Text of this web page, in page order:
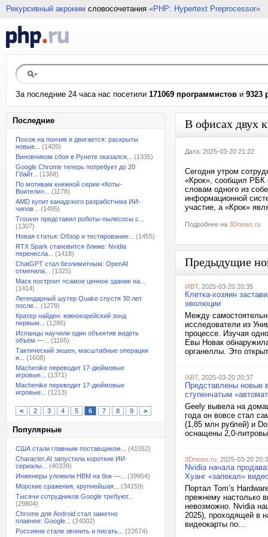
Рекурсивный акроним словосочетания «PHP: Hypertext Preprocessor»
За последние 24 часа нас посетили 171069 программистов и 9323
Последние
Похож на пончик и двигается: раскрыты
новые...
(1409)
Виновником сбоя в Рунете оказался...
(1335)
Google Chrome теперь потребует до 20
Гбайт...
(1368)
По мотивам книжной серии «Коты-
Воители»...
(1178)
AMD купит канадского разработчика ИИ-
чипов...
(1495)
Trouver представил роботы-пылесосы с...
(1307)
Новая статья: Обзор и тестирование...
(1455)
RTX Spark становится ближе: Nvidia
перенесла...
(1418)
ChatGPT стал безлимитным: OpenAI
отменила...
(1325)
Маск построит «самое ценное здание на...
(1414)
Легендарный шутер Quake спустя 30 лет
после...
(1278)
Кратер найден: южнокорейский зонд
первым...
(1286)
Испанцы научили один объектив видеть
объём —...
(1165)
Тактический экшен, масштабные операции
и...
(1608)
Machenike переводит 17-дюймовые
игровые...
(1371)
Machenike переводит 17-дюймовые
игровые...
(1213)
< 2 3 4 5 6 7 8 9 >
Популярные
США стали главным поставщиком...
(41052)
Character.AI запустила короткие ИИ-
сериалы...
(40339)
Инженеры уложили HBM на бок —...
(39954)
Морские сражения, крупнейшая...
(34159)
Тысячи сотрудников Google требуют...
(29804)
Chrome для Android стал заметно
плавнее: Google...
(24002)
Россияне стали звонить и писать...
(22674)
В офисах двух
Дата: 2025-03-20 21:22
Сегодня утром
«Крок», сообщил РБК
словам одного из
информационной
участие, а «Крок»
Подробнее на 3Dnews.ru
Предыдущие
iXBT, 2025-03-20 20:35
Клетка-хозяин
эволюции
Между
исследователи из
процессе. Изучая
Евы Новак
органеллы. Это
iXBT, 2025-03-20 20:37
Представлены новые
ступенчатым
Geely вывела на
года он вовсе стал
(1,85 млн рублей) и
оснащены 2,0-
3Dnews.ru , 2025-03-20
Nvidia начала
Хуанг «запекал»
Портал Tom’s
прежнему настолько
невозможно. Nvidia
2025), проходящей в
видеокарты по...